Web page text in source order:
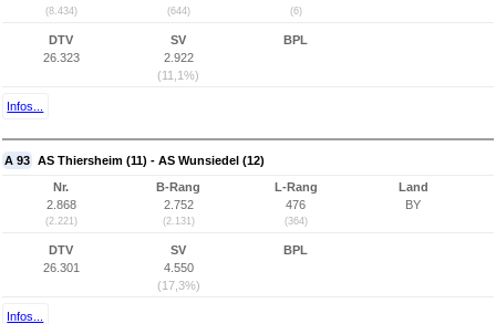
(8.434) (644) (6)
DTV
26.323
SV
2.922
(11,1%)
BPL
Infos...
A 93 AS Thiersheim (11) - AS Wunsiedel (12)
Nr.
2.868
(2.221)
B-Rang
2.752
(2.131)
L-Rang
476
(364)
Land
BY
DTV
26.301
SV
4.550
(17,3%)
BPL
Infos...